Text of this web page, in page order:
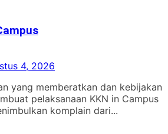
4, 2026
yang memberatkan dan kebijakan
pelaksanaan KKN in Campus
komplain dari...